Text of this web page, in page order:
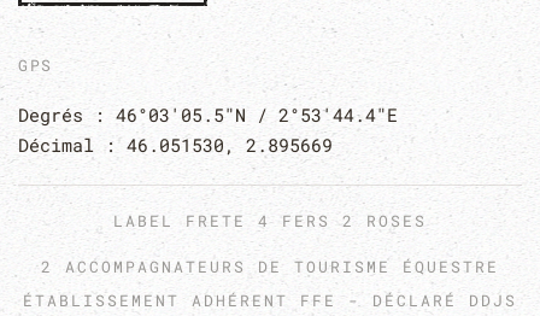
GPS
Degrés : 46°03'05.5"N / 2°53'44.4"E
Décimal : 46.051530, 2.895669
LABEL FRETE 4 FERS 2 ROSES
2 ACCOMPAGNATEURS DE TOURISME ÉQUESTRE
ÉTABLISSEMENT ADHÉRENT FFE - DÉCLARÉ DDJS